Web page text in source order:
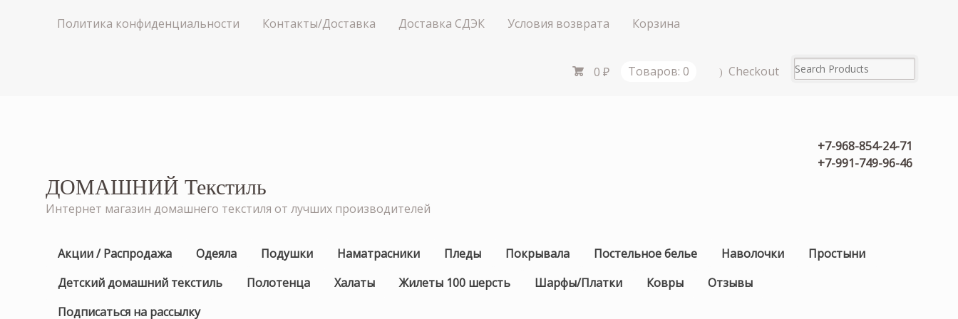
Политика конфиденциальности Контакты/Доставка Доставка СДЭК Условия возврата Корзина
0 ₽ Товаров: 0 Checkout
+7-968-854-24-71
+7-991-749-96-46
ДОМАШНИЙ Текстиль
Интернет магазин домашнего текстиля от лучших производителей
Акции / Распродажа Одеяла Подушки Наматрасники Пледы Покрывала Постельное белье Наволочки
Простыни
Детский домашний текстиль
Полотенца Халаты Жилеты 100 шерсть Шарфы/Платки Ковры
Отзывы
Подписаться на рассылку